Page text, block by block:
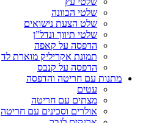
שלטי הכוונה
שלט הצעת נישואים
שלטי תיווך ונדל”ן
הדפסה על קאפה
תמונת אקריליק מוארת לד
הדפסה על קנבס
מתנות עם חריטה והדפסה
עטים
מצתים עם חריטה
אולרים וסכינים עם חריטה